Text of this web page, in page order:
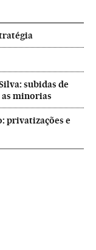
subidas de
minorias
privatizações e